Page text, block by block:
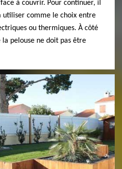
à couvrir. Pour continuer, il
utiliser comme le choix entre
ou thermiques. À côté
pelouse ne doit pas être